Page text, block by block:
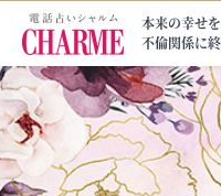
本来の幸せ
不倫関係に終